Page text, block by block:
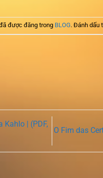
được đăng trong BLOG. Đánh dấu
Kahlo | (PDF,
O Fim das